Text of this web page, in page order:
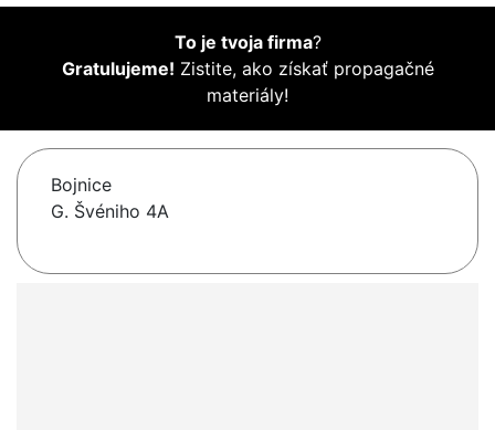
To je tvoja firma?
Gratulujeme! Zistite, ako získať propagačné
materiály!
Bojnice
G. Švéniho 4A